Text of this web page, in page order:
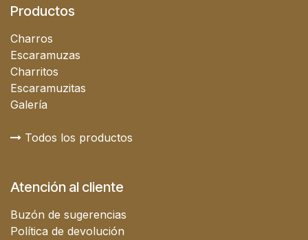
Productos
Charros
Escaramuzas
Charritos
Escaramuzitas
Galería
Todos los productos
Atención al cliente
Buzón de sugerencias
Política de devolución